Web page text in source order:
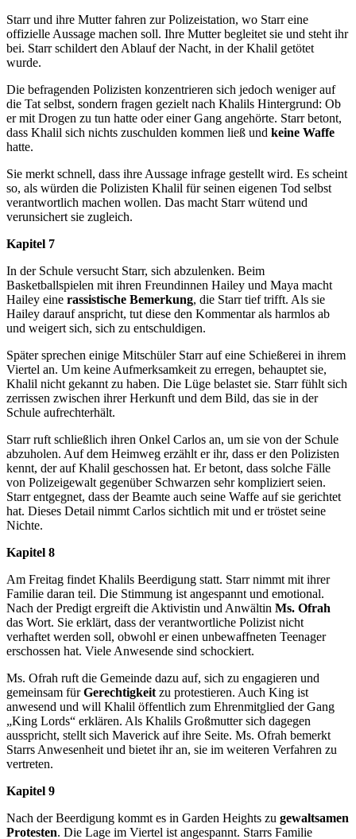
Starr und ihre Mutter fahren zur Polizeistation, wo Starr eine
offizielle Aussage machen soll. Ihre Mutter begleitet sie und steht ihr
bei. Starr schildert den Ablauf der Nacht, in der Khalil getötet
wurde.
Die befragenden Polizisten konzentrieren sich jedoch weniger auf
die Tat selbst, sondern fragen gezielt nach Khalils Hintergrund: Ob
er mit Drogen zu tun hatte oder einer Gang angehörte. Starr betont,
dass Khalil sich nichts zuschulden kommen ließ und keine Waffe
hatte.
Sie merkt schnell, dass ihre Aussage infrage gestellt wird. Es scheint
so, als würden die Polizisten Khalil für seinen eigenen Tod selbst
verantwortlich machen wollen. Das macht Starr wütend und
verunsichert sie zugleich.
Kapitel 7
In der Schule versucht Starr, sich abzulenken. Beim
Basketballspielen mit ihren Freundinnen Hailey und Maya macht
Hailey eine rassistische Bemerkung, die Starr tief trifft. Als sie
Hailey darauf anspricht, tut diese den Kommentar als harmlos ab
und weigert sich, sich zu entschuldigen.
Später sprechen einige Mitschüler Starr auf eine Schießerei in ihrem
Viertel an. Um keine Aufmerksamkeit zu erregen, behauptet sie,
Khalil nicht gekannt zu haben. Die Lüge belastet sie. Starr fühlt sich
zerrissen zwischen ihrer Herkunft und dem Bild, das sie in der
Schule aufrechterhält.
Starr ruft schließlich ihren Onkel Carlos an, um sie von der Schule
abzuholen. Auf dem Heimweg erzählt er ihr, dass er den Polizisten
kennt, der auf Khalil geschossen hat. Er betont, dass solche Fälle
von Polizeigewalt gegenüber Schwarzen sehr kompliziert seien.
Starr entgegnet, dass der Beamte auch seine Waffe auf sie gerichtet
hat. Dieses Detail nimmt Carlos sichtlich mit und er tröstet seine
Nichte.
Kapitel 8
Am Freitag findet Khalils Beerdigung statt. Starr nimmt mit ihrer
Familie daran teil. Die Stimmung ist angespannt und emotional.
Nach der Predigt ergreift die Aktivistin und Anwältin Ms. Ofrah
das Wort. Sie erklärt, dass der verantwortliche Polizist nicht
verhaftet werden soll, obwohl er einen unbewaffneten Teenager
erschossen hat. Viele Anwesende sind schockiert.
Ms. Ofrah ruft die Gemeinde dazu auf, sich zu engagieren und
gemeinsam fürGerechtigkeit zu protestieren. Auch King ist
anwesend und will Khalil öffentlich zum Ehrenmitglied der Gang
„King Lords“ erklären. Als Khalils Großmutter sich dagegen
ausspricht, stellt sich Maverick auf ihre Seite. Ms. Ofrah bemerkt
Starrs Anwesenheit und bietet ihr an, sie im weiteren Verfahren zu
vertreten.
Kapitel 9
Nach der Beerdigung kommt es in Garden Heights zu gewaltsamen
Protesten. Die Lage im Viertel ist angespannt. Starrs Familie